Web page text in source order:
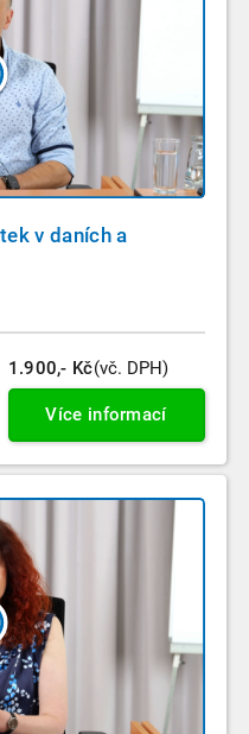
v daních a
1.900,- Kč(vč. DPH)
Více informací